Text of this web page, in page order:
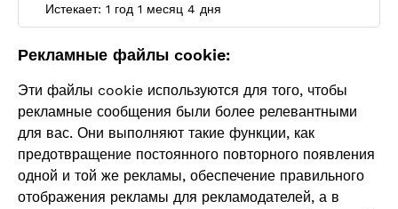
Истекает: 1 год 1 месяц 4 дня
Рекламные файлы cookie:
Эти файлы cookie используются для того, чтобы
рекламные сообщения были более релевантными
для вас. Они выполняют такие функции, как
предотвращение постоянного повторного появления
одной и той же рекламы, обеспечение правильного
отображения рекламы для рекламодателей, а в